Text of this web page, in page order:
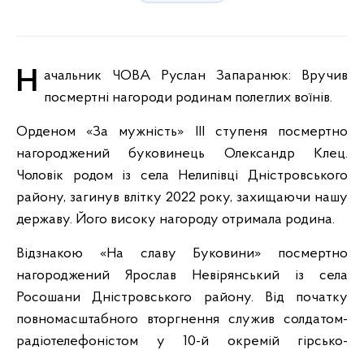
Начальник ЧОВА Руслан Запаранюк: Вручив посмертні нагороди родинам полеглих воїнів.
Орденом «За мужність» III ступеня посмертно
нагороджений буковинець Олександр Клец.
Чоловік родом із села Нелипівці Дністровського
району, загинув влітку 2022 року, захищаючи нашу
державу. Його високу нагороду отримала родина.
Відзнакою «На славу Буковини» посмертно
нагороджений Ярослав Невірянський із села
Росошани Дністровського району. Від початку
повномасштабного вторгнення служив солдатом-
радіотелефоністом у 10-й окремій гірсько-